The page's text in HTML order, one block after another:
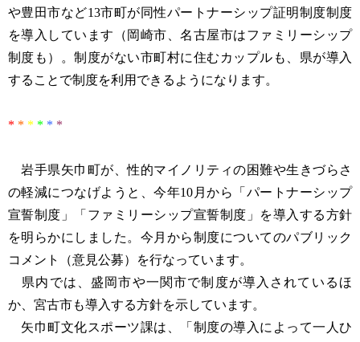
や豊田市など13市町が同性パートナーシップ証明制度制度
を導入しています（岡崎市、名古屋市はファミリーシップ
制度も）。制度がない市町村に住むカップルも、県が導入
することで制度を利用できるようになります。
* * * * * *
岩手県矢巾町が、性的マイノリティの困難や生きづらさ
の軽減につなげようと、今年10月から「パートナーシップ
宣誓制度」「ファミリーシップ宣誓制度」を導入する方針
を明らかにしました。今月から制度についてのパブリック
コメント（意見公募）を行なっています。
県内では、盛岡市や一関市で制度が導入されているほ
か、宮古市も導入する方針を示しています。
矢巾町文化スポーツ課は、「制度の導入によって一人ひ